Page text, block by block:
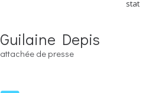
stat
Guilaine Depis
attachée de presse